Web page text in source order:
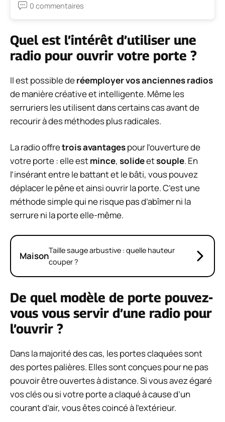
0 commentaires
Quel est l’intérêt d’utiliser une
radio pour ouvrir votre porte ?
Il est possible deréemployer vos anciennes radios
de manière créative et intelligente. Même les
serruriers les utilisent dans certains cas avant de
recourir à des méthodes plus radicales.
La radio offretrois avantagespour l’ouverture de
votre porte : elle estmince, solideetsouple. En
l’insérant entre le battant et le bâti, vous pouvez
déplacer le pêne et ainsi ouvrir la porte. C’est une
méthode simple qui ne risque pas d’abîmer ni la
serrure ni la porte elle-même.
MaisonTaille sauge arbustive : quelle hauteur
couper ?
De quel modèle de porte pouvez-
vous vous servir d’une radio pour
l’ouvrir ?
Dans la majorité des cas, les portes claquées sont
des portes palières. Elles sont conçues pour ne pas
pouvoir être ouvertes à distance. Si vous avez égaré
vos clés ou si votre porte a claqué à cause d’un
courant d’air, vous êtes coincé à l’extérieur.